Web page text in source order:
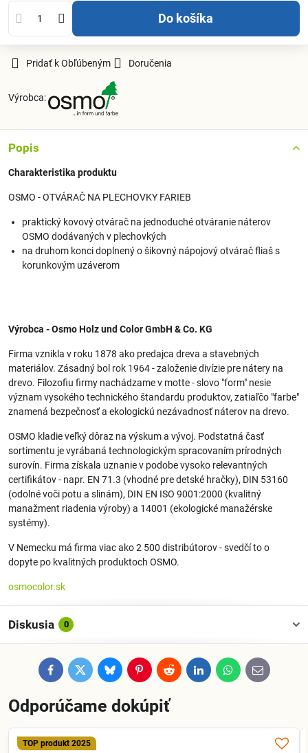
Do košíka
Pridať k Obľúbeným Doručenia
Výrobca:
Popis
Charakteristika produktu
OSMO - OTVÁRAČ NA PLECHOVKY FARIEB
praktický kovový otvárač na jednoduché otváranie náterov
OSMO dodávaných v plechovkých
na druhom konci doplnený o šikovný nápojový otvárač fliaš s
korunkovým uzáverom
Výrobca - Osmo Holz und Color GmbH & Co. KG
Firma vznikla v roku 1878 ako predajca dreva a stavebných
materiálov. Zásadný bol rok 1964 - založenie divízie pre nátery na
drevo. Filozofiu firmy nachádzame v motte - slovo "form" nesie
význam vysokého technického štandardu produktov, zatiaľčo "farbe"
znamená bezpečnosť a ekologickú nezávadnosť náterov na drevo.
OSMO kladie veľký dôraz na výskum a vývoj. Podstatná časť
sortimentu je vyrábaná technologickým spracovaním prírodných
surovín. Firma získala uznanie v podobe vysoko relevantných
certifikátov - napr. EN 71.3 (vhodné pre detské hračky), DIN 53160
(odolné voči potu a slinám), DIN EN ISO 9001:2000 (kvalitný
manažment riadenia výroby) a 14001 (ekologické manažérske
systémy).
V Nemecku má firma viac ako 2 500 distribútorov - svedčí to o
dopyte po kvalitných produktoch OSMO.
osmocolor.sk
Diskusia 0
FacebookTwitterBlueskyPinterestRedditLinkedInWhatsApp
E-
mail
Odporúčame dokúpiť
TOP produkt 2025